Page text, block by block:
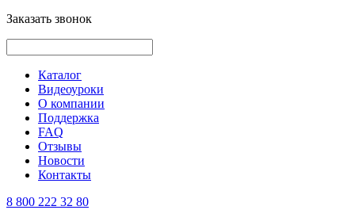
Заказать звонок
Каталог
Видеоуроки
О компании
Поддержка
FAQ
Отзывы
Новости
Контакты
8 800 222 32 80